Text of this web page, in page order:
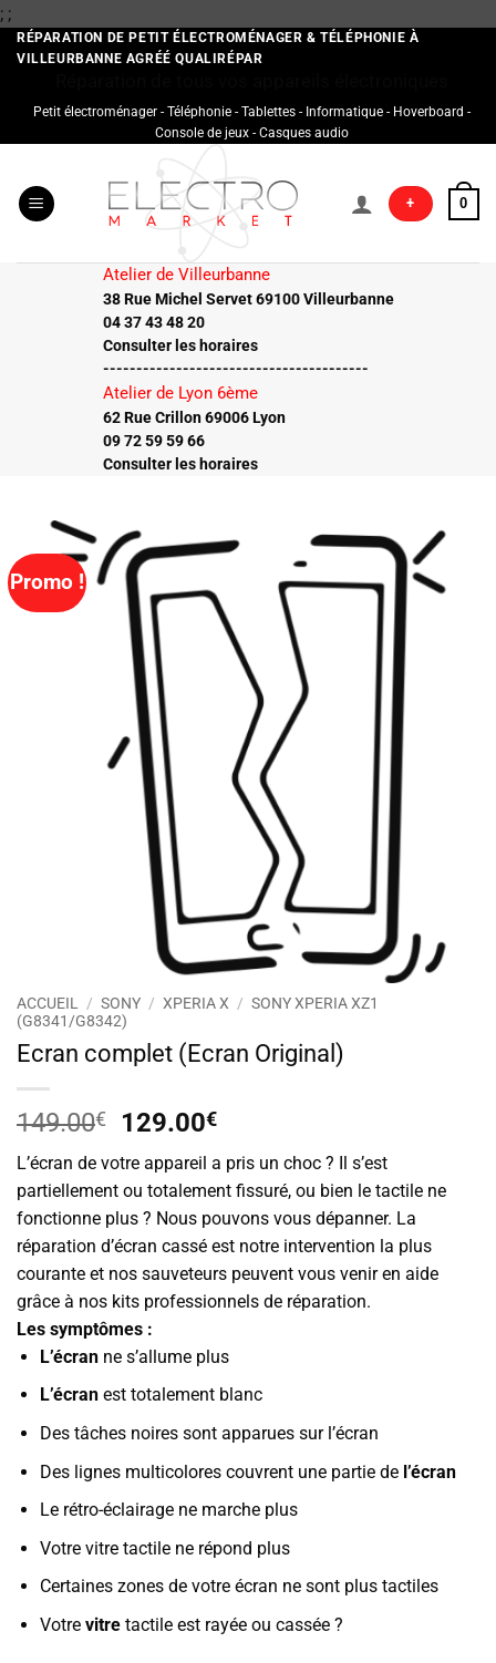
; ;Passer
au
contenu
RÉPARATION DE PETIT ÉLECTROMÉNAGER & TÉLÉPHONIE À
VILLEURBANNE AGRÉÉ QUALIRÉPAR
Petit électroménager - Téléphonie - Tablettes - Informatique - Hoverboard -
Console de jeux - Casques audio
+ 0
Atelier de Villeurbanne
38 Rue Michel Servet 69100 Villeurbanne
04 37 43 48 20
Consulter les horaires
----------------------------------------
Atelier de Lyon 6ème
62 Rue Crillon 69006 Lyon
09 72 59 59 66
Consulter les horaires
Promo !
ACCUEIL / SONY / XPERIA X / SONY XPERIA XZ1
(G8341/G8342)
Ecran complet (Ecran Original)
149.00€
Le
initial
était :
149.00€.
129.00€Le
prix
actuel
est :
129.00€.
L’écran de votre appareil a pris un choc ? Il s’est
partiellement ou totalement fissuré, ou bien le tactile ne
fonctionne plus ? Nous pouvons vous dépanner. La
réparation d’écran cassé est notre intervention la plus
courante et nos sauveteurs peuvent vous venir en aide
grâce à nos kits professionnels de réparation.
Les symptômes :
L’écranne s’allume plus
L’écranest totalement blanc
Des tâches noires sont apparues sur l’écran
Des lignes multicolores couvrent une partie de l’écran
Le rétro-éclairage ne marche plus
Votre vitre tactile ne répond plus
Certaines zones de votre écran ne sont plus tactiles
Votre vitretactile est rayée ou cassée ?